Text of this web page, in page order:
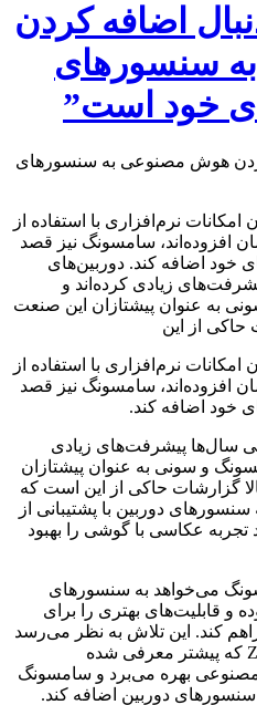
اضافه کردن
سنسورهای
خود است”
نرم‌افزاری با استفاده از
افزوده‌اند، سامسونگ نیز قصد
خود اضافه کند. دوربین‌های
زیادی کرده‌اند و
به عنوان پیشتازان این صنعت
از این
نرم‌افزاری با استفاده از
افزوده‌اند، سامسونگ نیز قصد
خود اضافه کند.
سال‌ها پیشرفت‌های زیادی
و سونی به عنوان پیشتازان
گزارشات حاکی از این است که
دوربین با پشتیبانی از
عکاسی با گوشی را بهبود
می‌خواهد به سنسورهای
و قابلیت‌های بهتری را برای
کند. این تلاش به نظر می‌رسد
به توسعه فناوری Zoom Anyplace که پیشتر معرفی شده
بهره می‌برد و سامسونگ
سنسورهای دوربین اضافه کند.